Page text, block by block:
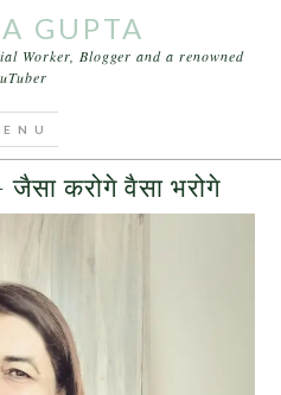
GUPTA
Worker, Blogger and a renowned
करोगे वैसा भरोगे